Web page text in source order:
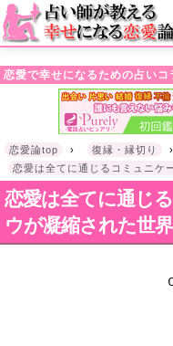
・!DOCTYPE html>l
恋愛で幸せになるための占い
恋愛論top › 復縁・縁切り
›
恋愛は全てに通じるコミュニケ
恋愛は全てに通じ
ウが凝縮された世界